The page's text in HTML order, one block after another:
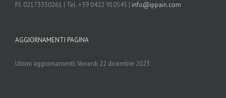
P.I. 02173350261 | Tel. +39 0422 910545 | info@ippain.com
AGGIORNAMENTI PAGINA
Ultimi aggiornamenti: Venerdi 22 dicembre 2023